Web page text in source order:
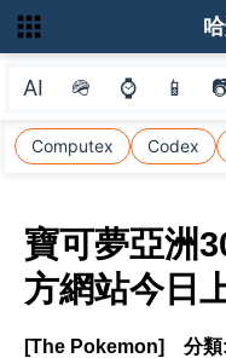
AI 🪖 ⌚ 📱
Computex Codex
寶可夢亞洲
方網站今日
[The Pokemon] 分類: